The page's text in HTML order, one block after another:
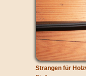
Strangen für